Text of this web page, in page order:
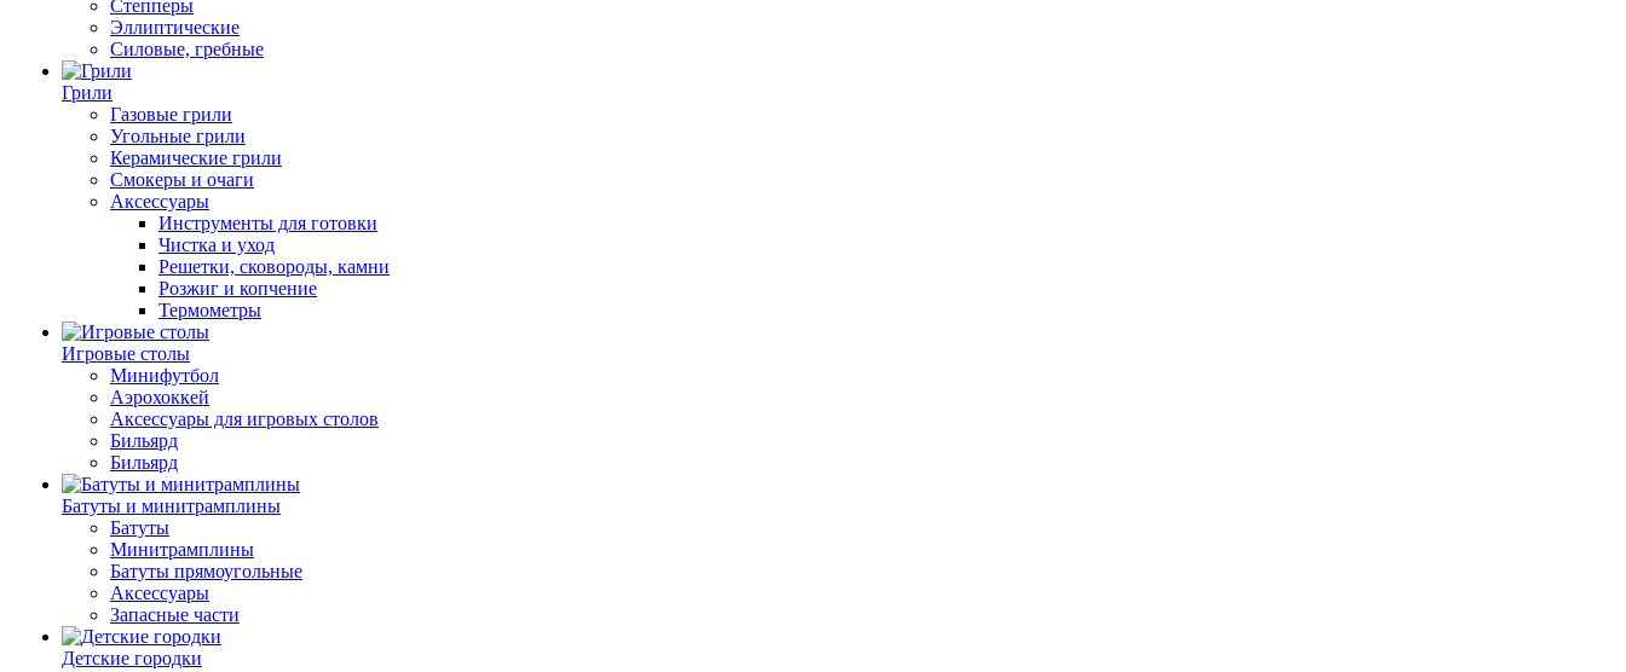
Степперы
Эллиптические
Силовые, гребные
Грили
Газовые грили
Угольные грили
Керамические грили
Смокеры и очаги
Аксессуары
Инструменты для готовки
Чистка и уход
Решетки, сковороды, камни
Розжиг и копчение
Термометры
Игровые столы
Минифутбол
Аэрохоккей
Аксессуары для игровых столов
Бильяpд
Бильяpд
Батуты и минитрамплины
Батуты
Минитрамплины
Батуты прямоугольные
Аксессуары
Запасные части
Детские городки